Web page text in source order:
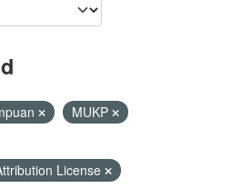
MUKP
License